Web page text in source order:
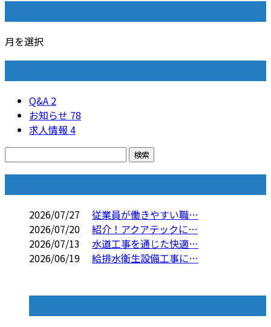
月を選択
Q&A 2
お知らせ 78
求人情報 4
2026/07/27
従業員が働きやすい職…
2026/07/20
紹介！アクアテックに…
2026/07/13
水道工事を通じた快適…
2026/06/19
給排水衛生設備工事に…